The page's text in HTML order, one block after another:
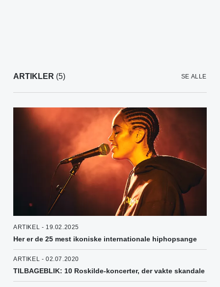
ARTIKLER (5) SE ALLE
ARTIKEL - 19.02.2025
Her er de 25 mest ikoniske internationale hiphopsange
ARTIKEL - 02.07.2020
TILBAGEBLIK: 10 Roskilde-koncerter, der vakte skandale